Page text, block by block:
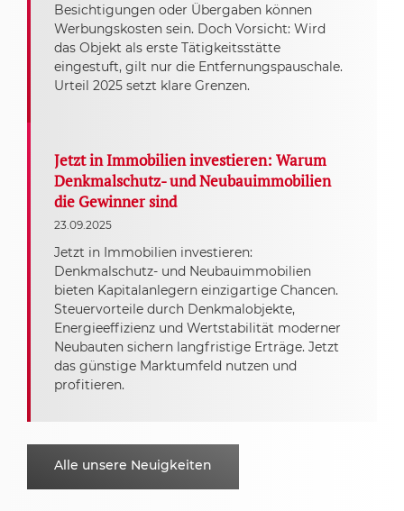
Besichtigungen oder Übergaben können
Werbungskosten sein. Doch Vorsicht: Wird
das Objekt als erste Tätigkeitsstätte
eingestuft, gilt nur die Entfernungspauschale.
Urteil 2025 setzt klare Grenzen.
Jetzt in Immobilien investieren: Warum
Denkmalschutz- und Neubauimmobilien
die Gewinner sind
23.09.2025
Jetzt in Immobilien investieren:
Denkmalschutz- und Neubauimmobilien
bieten Kapitalanlegern einzigartige Chancen.
Steuervorteile durch Denkmalobjekte,
Energieeffizienz und Wertstabilität moderner
Neubauten sichern langfristige Erträge. Jetzt
das günstige Marktumfeld nutzen und
profitieren.
Alle unsere Neuigkeiten